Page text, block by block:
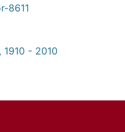
8611
1910 - 2010